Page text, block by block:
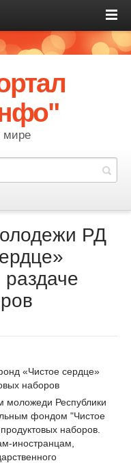
мире
РД
моложеди Республики
фондом "Чистое
наборов.
иностранцам,